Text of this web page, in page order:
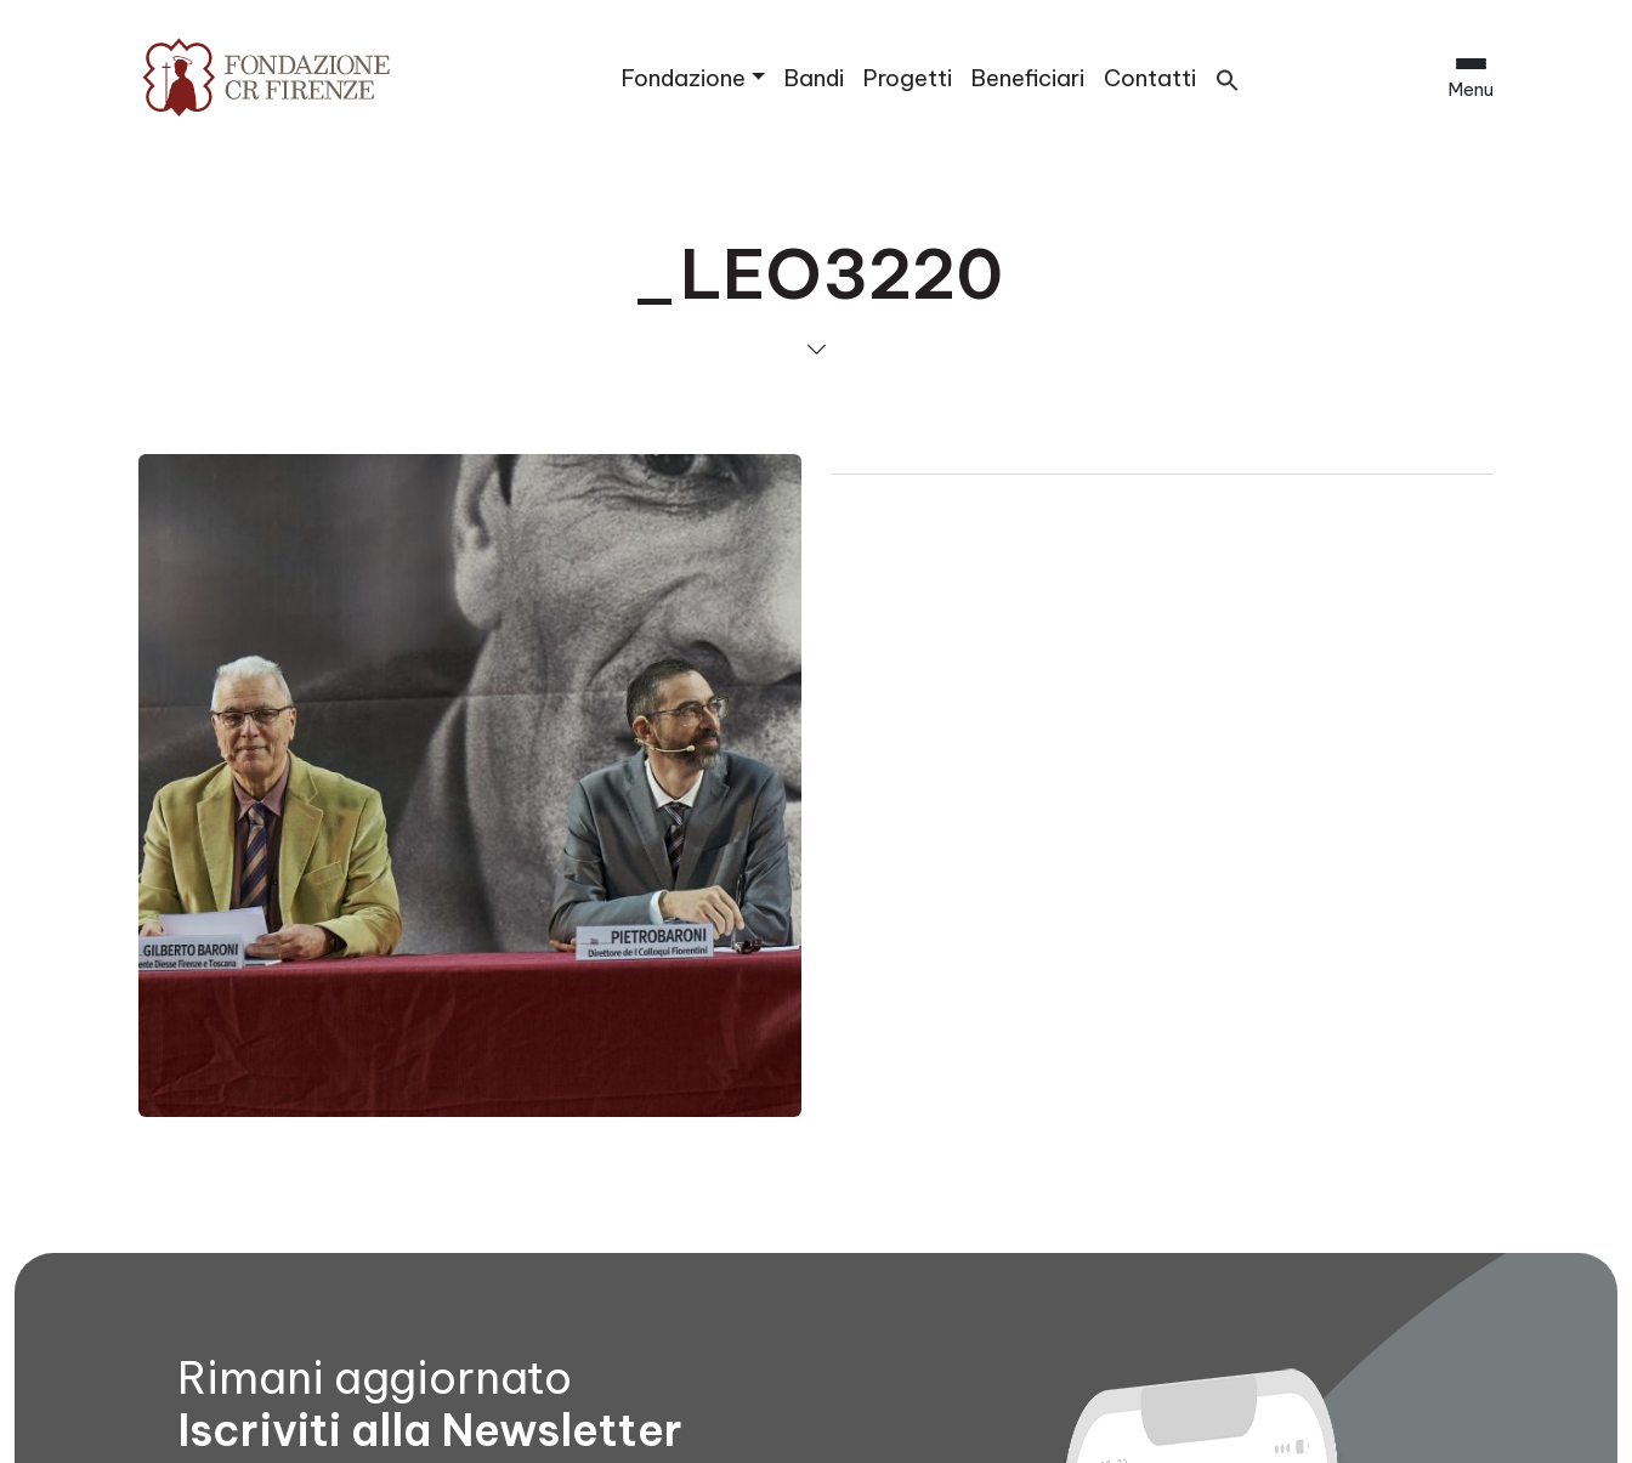
Fondazione Bandi Progetti Beneficiari Contatti Menu
_LEO3220
Rimani aggiornato
Iscriviti alla Newsletter